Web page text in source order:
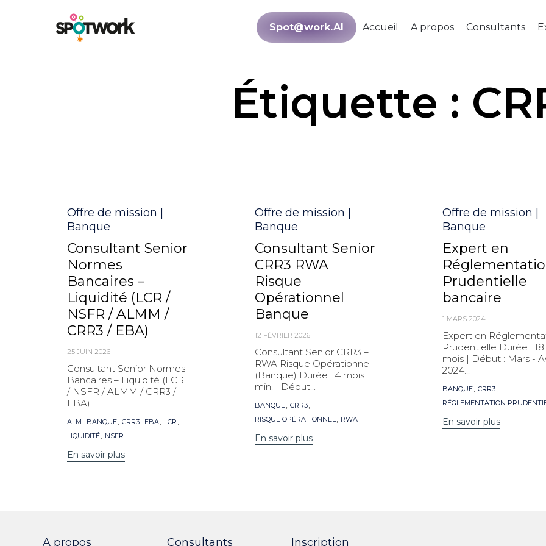
Spot@work.AI Accueil A propos Consultants
Étiquette :
Catégorie
Offre de mission |
Banque
Consultant Senior
Normes
Bancaires –
Liquidité (LCR /
NSFR / ALMM /
CRR3 / EBA)
25 JUIN 2026
Consultant Senior Normes
Bancaires – Liquidité (LCR
/ NSFR / ALMM / CRR3 /
EBA)...
Mots
clés
ALM , BANQUE, CRR3, EBA, LCR ,
LIQUIDITÉ, NSFR
En savoir plus
Catégorie
Offre de mission |
Banque
Consultant Senior
CRR3 RWA
Risque
Opérationnel
Banque
12 FÉVRIER 2026
Consultant Senior CRR3 –
RWA Risque Opérationnel
(Banque) Durée : 4 mois
min. | Début...
Mots
clés
BANQUE, CRR3,
RISQUE OPÉRATIONNEL, RWA
En savoir plus
Catégorie
Offre de mission |
Banque
Expert en
Prudentielle
bancaire
1 MARS 2024
Expert en
Prudentielle Durée : 18
mois | Début : Mars -
2024...
Mots
clés
BANQUE, CRR3,
RÉGLEMENTATION
En savoir plus
A propos Consultants Inscription